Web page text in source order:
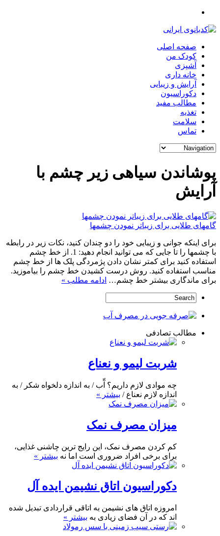
صفحه اصلی
کودک من
آشپزی
خانه داری
آرایش و زیبایی
دکوراسیون
مطالب مفید
تغذیه
سلامت
تماس
پوشاندن سیاهی زیر چشم با
آرایش
گامهای طلایی برای زیباتر نمودن چشمها
برای اینکه جوانی و زیبایی خود را دو چندان کنید، نکات زیر در رابطه
با چشمها را تا جایی که می توانید انجام دهید: 1. از خط چشم
استفاده کنید برای کمتر نشان دادن پژمردگی پلک ها از خط چشم
مناسب استفاده کنید. روش درست کشیدن خط چشم را بیاموزید.
برای ماندگاری بیشتر خط چشم… ادامه مطلب »
مطالب تصادفی
شربت لیمو و نعناع
چه موادی لازم داریم؟ آّب / به اندازه دلخواه شکر / به
اندازه لازم نعناع / بیشتر »
میزان مصرف نمک
کم کردن مصرف نمک، این رایج ترین چاشنی غذایی،
برای برخی افراد ضروری است اما نه بیشتر »
دکوراسیون اتاق نشیمن ایده آل
امروزه اتاق های نشیمن به اتاقی قراردادی تبدیل شده
اند که در آن فضای زیادی به بیشتر »